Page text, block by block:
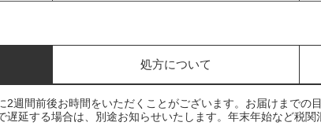
処方について
2週間前後お時間をいただくことがございます。お届けまでの
遅延する場合は、別途お知らせいたします。年末年始など税